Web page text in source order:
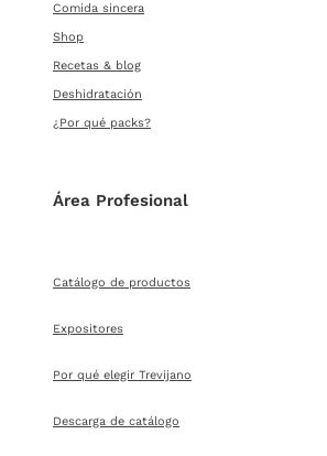
Comida sincera
Shop
Recetas & blog
Deshidratación
¿Por qué packs?
Área Profesional
Catálogo de productos
Expositores
Por qué elegir Trevijano
Descarga de catálogo